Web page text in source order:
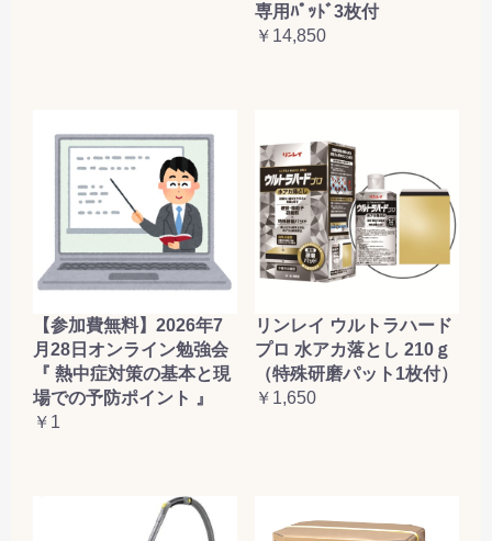
専用ﾊﾟｯﾄﾞ3枚付
￥14,850
【参加費無料】2026年7
月28日オンライン勉強会
『 熱中症対策の基本と現
場での予防ポイント 』
￥1
リンレイ ウルトラハード
プロ 水アカ落とし 210ｇ
（特殊研磨パット1枚付）
￥1,650